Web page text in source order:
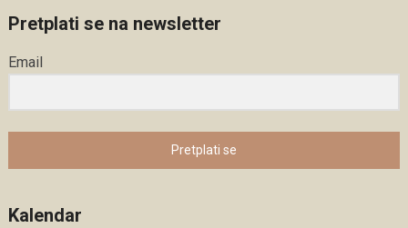
Pretplati se na newsletter
Email
Pretplati se
Kalendar